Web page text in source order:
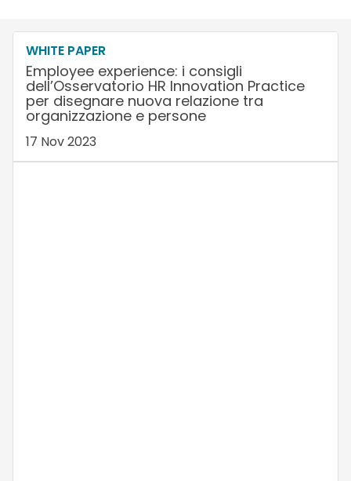
WHITE PAPER
Employee experience: i consigli
dell’Osservatorio HR Innovation Practice
per disegnare nuova relazione tra
organizzazione e persone
17 Nov 2023